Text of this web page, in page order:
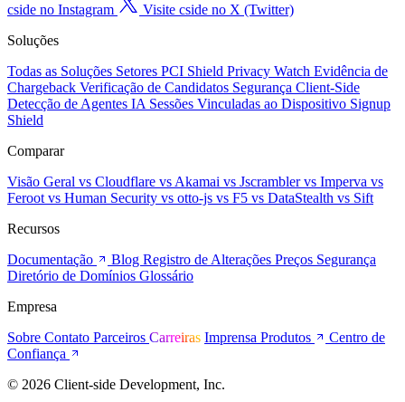
cside no Instagram
Visite cside no X (Twitter)
Soluções
Todas as Soluções Setores PCI Shield Privacy Watch Evidência de
Chargeback Verificação de Candidatos Segurança Client-Side
Detecção de Agentes IA Sessões Vinculadas ao Dispositivo Signup
Shield
Comparar
Visão Geral vs Cloudflare vs Akamai vs Jscramblervs Imperva vs
Feroot vs Human Security vs otto-js vs F5 vs DataStealth vs Sift
Recursos
Documentação
Blog Registro de Alterações Preços Segurança
Diretório de Domínios Glossário
Empresa
Sobre Contato Parceiros Carreiras Imprensa Produtos
Centro de
Confiança
© 2026 Client-side Development, Inc.